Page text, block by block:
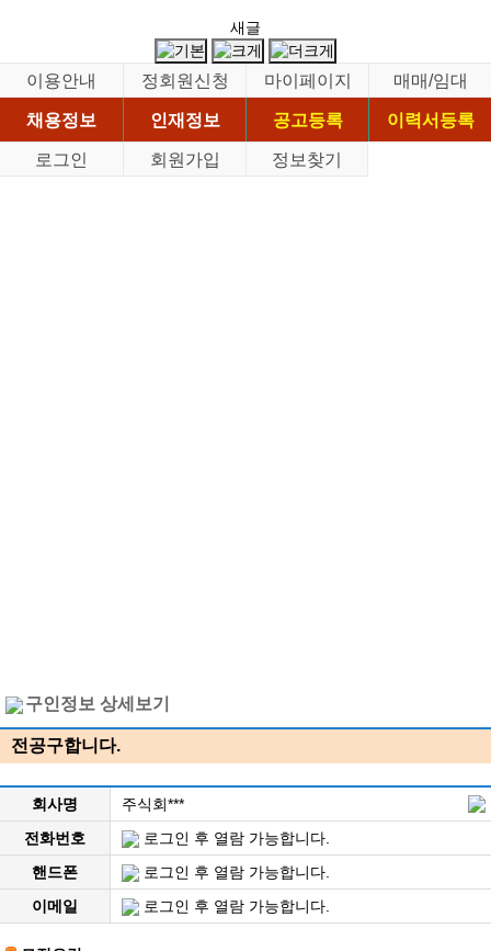
새글
이용안내 정회원신청 마이페이지
매매/임대
채용정보
인재정보 공고등록
이력서등록
로그인
회원가입 정보찾기
구인정보 상세보기
전공구합니다.
회사명
주식회***
전화번호
로그인 후 열람 가능합니다.
핸드폰
로그인 후 열람 가능합니다.
이메일
로그인 후 열람 가능합니다.